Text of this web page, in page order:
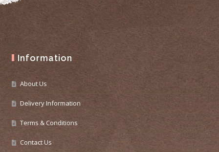
Information
About Us
Delivery Information
Terms & Conditions
Contact Us